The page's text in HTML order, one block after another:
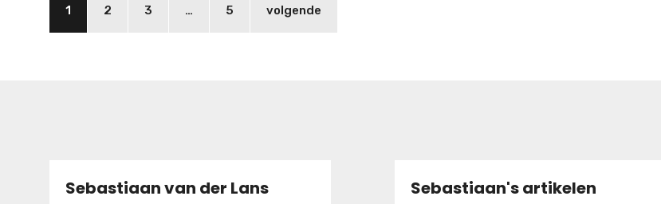
1 2 3 … 5 volgende
Sebastiaan van der Lans Sebastiaan's artikelen